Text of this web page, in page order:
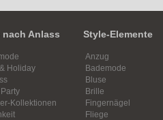
nach Anlass
Holiday
Kollektionen
Style-Elemente
Anzug
Bademode
Bluse
Brille
Fingernägel
Fliege